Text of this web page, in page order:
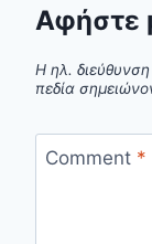
Αφήστε
Η ηλ. διεύθυνση
πεδία
Comment *